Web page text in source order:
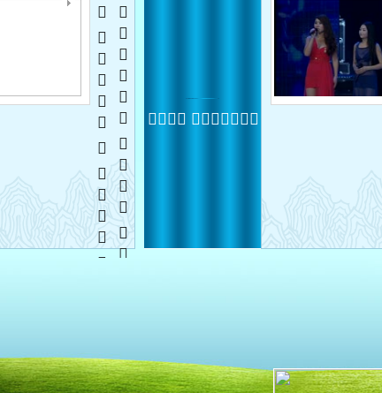
   
      